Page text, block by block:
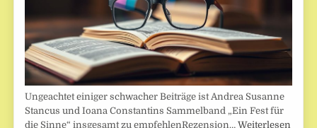
Ungeachtet einiger schwacher Beiträge ist Andrea Susanne
Stancus und Ioana Constantins Sammelband „Ein Fest für
die Sinne“ insgesamt zu empfehlenRezension…Weiterlesen